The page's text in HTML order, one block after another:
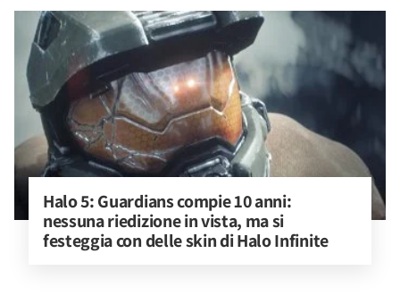
Halo 5: Guardians compie 10 anni:
nessuna riedizione in vista, ma si
festeggia con delle skin di Halo Infinite